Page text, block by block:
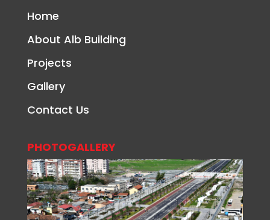
Home
About Alb Building
Projects
Gallery
Contact Us
PHOTOGALLERY